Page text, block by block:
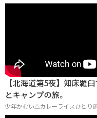
【北海道第5夜】知床羅
とキャンプの旅。
少年かむい△カレーライスひとり